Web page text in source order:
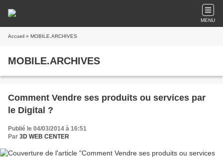
MENU
Accueil » MOBILE.ARCHIVES
MOBILE.ARCHIVES
Comment Vendre ses produits ou services par
le Digital ?
Publié le 04/03/2014 à 16:51
Par 3D WEB CENTER